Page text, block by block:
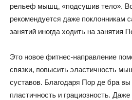
рельеф мышц, «подсушив тело».
рекомендуется даже поклонникам
занятий иногда ходить на занятия
Это новое фитнес-направление
связки, повысить эластичность
суставов. Благодаря Пор де бра вы
пластичность и грациозность.